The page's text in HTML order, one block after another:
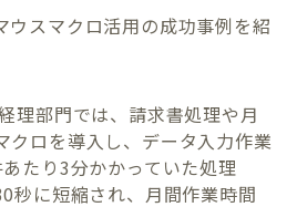
ウスマクロ活用の成功事例を紹
理部門では、請求書処理や月
クロを導入し、データ入力作業
たり3分かかっていた処理
秒に短縮され、月間作業時間